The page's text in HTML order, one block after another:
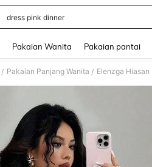
dress pink dinner
Pakaian Wanita Pakaian pantai
/ Pakaian Panjang Wanita /